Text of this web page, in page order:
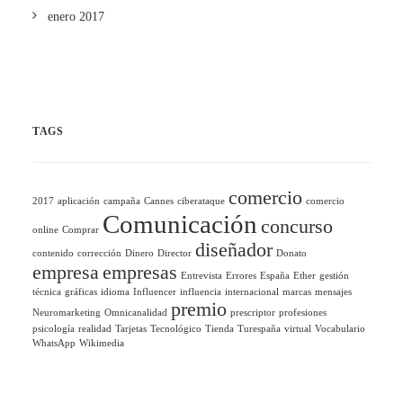
enero 2017
TAGS
2017 aplicación campaña Cannes ciberataque comercio comercio
online Comprar Comunicación concurso
contenido corrección Dinero Director diseñador Donato
empresaempresas Entrevista Errores España Ether gestión
técnica gráficas idioma Influencer influencia internacional marcas mensajes
Neuromarketing Omnicanalidad premio prescriptor profesiones
psicología realidad Tarjetas Tecnológico Tienda Turespaña virtual Vocabulario
WhatsApp Wikimedia